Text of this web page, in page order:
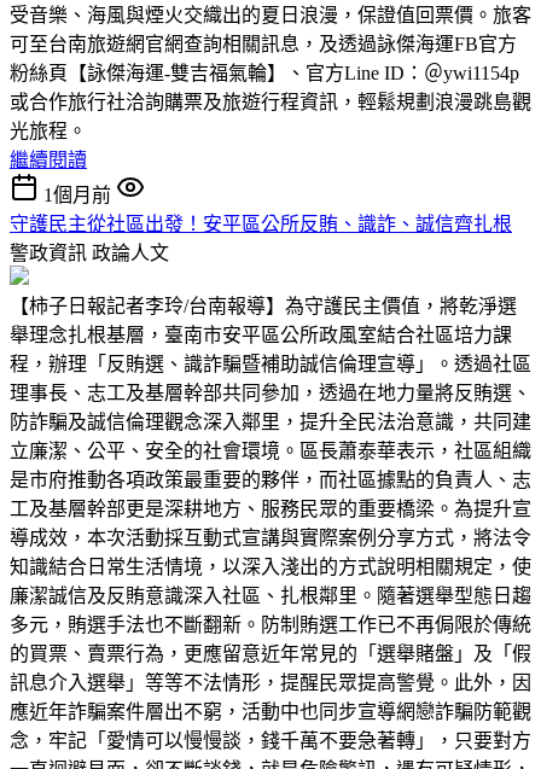
受音樂、海風與煙火交織出的夏日浪漫，保證值回票價。旅客
可至台南旅遊網官網查詢相關訊息，及透過詠傑海運FB官方
粉絲頁【詠傑海運-雙吉福氣輪】、官方Line ID：＠ywi1154p
或合作旅行社洽詢購票及旅遊行程資訊，輕鬆規劃浪漫跳島觀
光旅程。
繼續閱讀
1個月前
守護民主從社區出發！安平區公所反賄、識詐、誠信齊扎根
警政資訊 政論人文
【柿子日報記者李玲/台南報導】為守護民主價值，將乾淨選
舉理念扎根基層，臺南市安平區公所政風室結合社區培力課
程，辦理「反賄選、識詐騙暨補助誠信倫理宣導」。透過社區
理事長、志工及基層幹部共同參加，透過在地力量將反賄選、
防詐騙及誠信倫理觀念深入鄰里，提升全民法治意識，共同建
立廉潔、公平、安全的社會環境。區長蕭泰華表示，社區組織
是市府推動各項政策最重要的夥伴，而社區據點的負責人、志
工及基層幹部更是深耕地方、服務民眾的重要橋梁。為提升宣
導成效，本次活動採互動式宣講與實際案例分享方式，將法令
知識結合日常生活情境，以深入淺出的方式說明相關規定，使
廉潔誠信及反賄意識深入社區、扎根鄰里。隨著選舉型態日趨
多元，賄選手法也不斷翻新。防制賄選工作已不再侷限於傳統
的買票、賣票行為，更應留意近年常見的「選舉賭盤」及「假
訊息介入選舉」等等不法情形，提醒民眾提高警覺。此外，因
應近年詐騙案件層出不窮，活動中也同步宣導網戀詐騙防範觀
念，牢記「愛情可以慢慢談，錢千萬不要急著轉」，只要對方